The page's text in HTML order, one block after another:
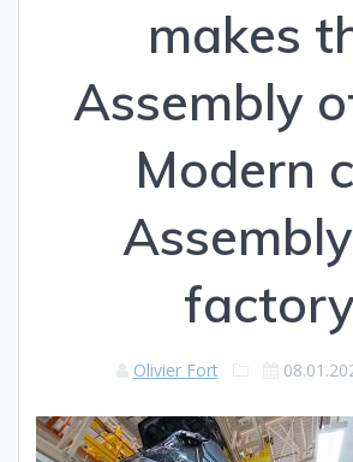
makes
Assembly
Modern
Olivier Fort